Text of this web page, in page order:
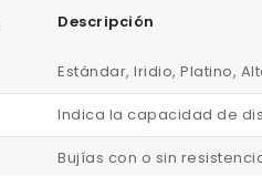
Descripción
Estándar, Iridio, Platino,
Indica la capacidad de
Bujías con o sin